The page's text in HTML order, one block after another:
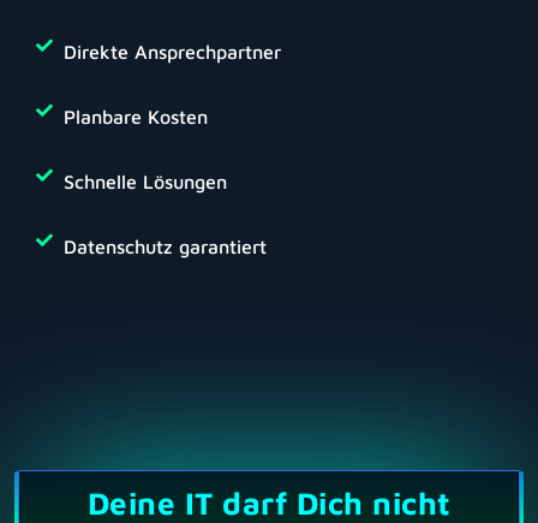
Direkte Ansprechpartner
Planbare Kosten
Schnelle Lösungen
Datenschutz garantiert
Deine IT darf Dich nicht